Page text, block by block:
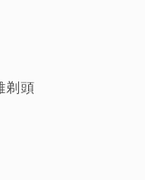
剃頭